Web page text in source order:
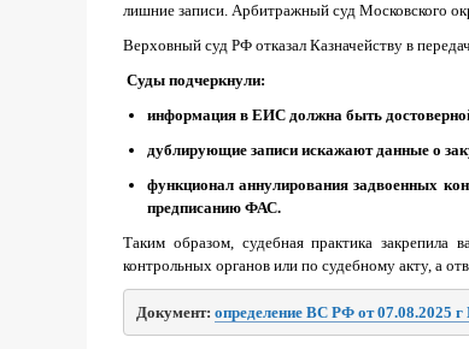
лишние записи. Арбитражный суд Московского
Верховный суд РФ отказал Казначейству в
Суды подчеркнули:
информация в ЕИС должна быть
дублирующие записи искажают данные о
функционал аннулирования задвоенных
предписанию ФАС.
Таким образом, судебная практика
контрольных органов или по судебному акту, а
Документ: определение ВС РФ от 07.08.2025